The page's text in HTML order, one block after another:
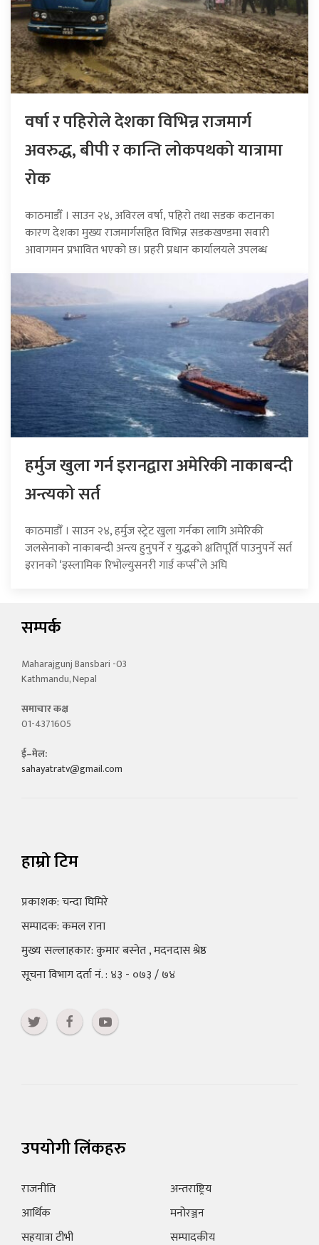
वर्षा र पहिरोले देशका विभिन्न राजमार्ग
अवरुद्ध, बीपी र कान्ति लोकपथको यात्रामा
रोक
काठमाडौँ । साउन २४, अविरल वर्षा, पहिरो तथा सडक कटानका
कारण देशका मुख्य राजमार्गसहित विभिन्न सडकखण्डमा सवारी
आवागमन प्रभावित भएको छ। प्रहरी प्रधान कार्यालयले उपलब्ध
हर्मुज खुला गर्न इरानद्वारा अमेरिकी नाकाबन्दी
अन्त्यको सर्त
काठमाडौँ । साउन २४, हर्मुज स्ट्रेट खुला गर्नका लागि अमेरिकी
जलसेनाको नाकाबन्दी अन्त्य हुनुपर्ने र युद्धको क्षतिपूर्ति पाउनुपर्ने सर्त
इरानको ‘इस्लामिक रिभोल्युसनरी गार्ड कर्प्स’ले अघि
सम्पर्क
Maharajgunj Bansbari -03
Kathmandu, Nepal
समाचार कक्ष
01-4371605
ई–मेल:
sahayatratv@gmail.com
हाम्रो टिम
प्रकाशक: चन्दा घिमिरे
सम्पादक: कमल राना
मुख्य सल्लाहकार: कुमार बस्नेत , मदनदास श्रेष्ठ
सूचना विभाग दर्ता नं. : ४३ - ०७३ / ७४
उपयोगी लिंकहरु
राजनीति
आर्थिक
सहयात्रा टीभी
अन्तराष्ट्रिय
मनोरञ्जन
सम्पादकीय